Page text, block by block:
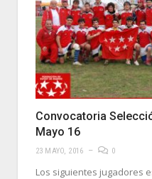
Convocatoria
Mayo 16
23 MAYO, 2016 0
Los siguientes jugadores